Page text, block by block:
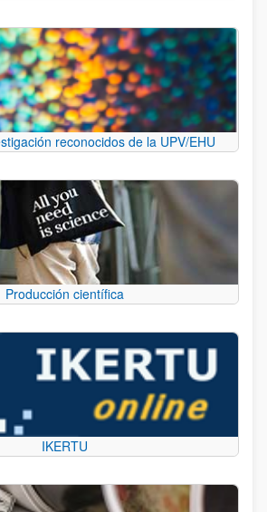
reconocidos de la UPV/EHU
Producción científica
IKERTU